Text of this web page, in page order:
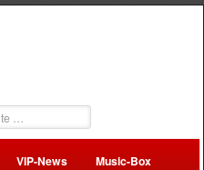
VIP-News Music-Box